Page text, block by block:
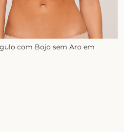
com Bojo sem Aro em